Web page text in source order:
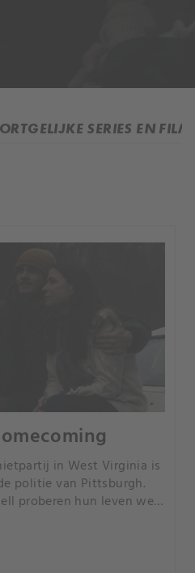
SERIES EN
in West Virginia is
politie van Pittsburgh.
proberen hun leven weer